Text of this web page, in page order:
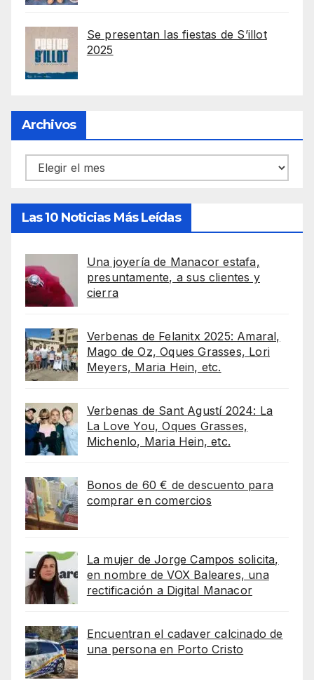
Se presentan las fiestas de S’illot
2025
Archivos
Archivos
Las 10 Noticias Más Leídas
Una joyería de Manacor estafa,
presuntamente, a sus clientes y
cierra
Verbenas de Felanitx 2025: Amaral,
Mago de Oz, Oques Grasses, Lori
Meyers, Maria Hein, etc.
Verbenas de Sant Agustí 2024: La
La Love You, Oques Grasses,
Michenlo, Maria Hein, etc.
Bonos de 60 € de descuento para
comprar en comercios
La mujer de Jorge Campos solicita,
en nombre de VOX Baleares, una
rectificación a Digital Manacor
Encuentran el cadaver calcinado de
una persona en Porto Cristo